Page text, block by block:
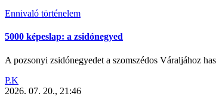
Ennivaló történelem
5000 képeslap: a zsidónegyed
A pozsonyi zsidónegyedet a szomszédos Váraljához
P.K
2026. 07. 20., 21:46